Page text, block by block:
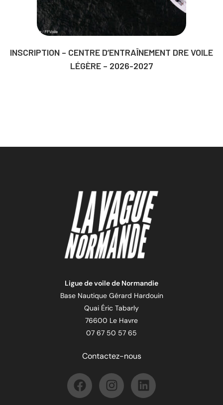
INSCRIPTION – CENTRE D’ENTRAÎNEMENT DRE VOILE
LÉGÈRE – 2026-2027
Ligue de voile de Normandie
Base Nautique Gérard Hardouin
Quai Éric Tabarly
76600 Le Havre
07 67 50 57 65
Contactez-nous